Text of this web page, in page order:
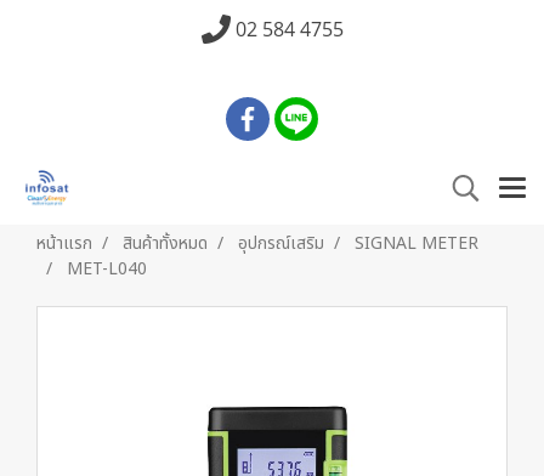
02 584 4755
หน้าแรก สินค้าทั้งหมด อุปกรณ์เสริม
SIGNAL METER
MET-L040